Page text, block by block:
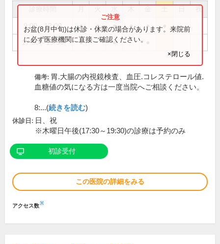
祝
9:00～12:00 ● ● ● ● ●
17:30～19:30 ● ●
お盆(8月中旬)は休診・休業の場合があります。来院前
に必ず医療機関に直接ご確認ください。
×閉じる
備考: 胃.大腸の内視鏡検査、血圧.コレステロール値.
血糖値の気になる方は一度当院へご相談ください。
8:...(続きを読む)
休診日: 日、祝
※木曜日午後(17:30～19:30)の診療は予約のみ
初診受付
この医院の詳細をみる
アクセス数※